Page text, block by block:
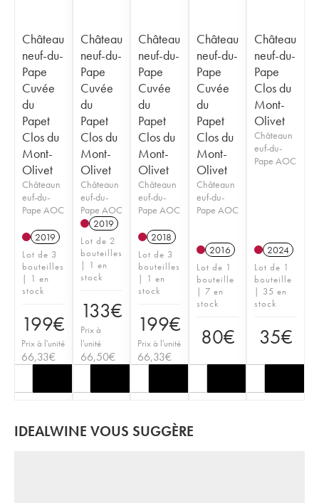
Château
neuf-du-
Pape
Cuvée
du
Papet
Clos du
Mont-
Olivet
Châteaun
euf-du-
Pape AOC
2019
Lot de 3
bouteilles
| 1 en
stock
199€
Prix à l'unité
66,33€
Château
neuf-du-
Pape
Cuvée
du
Papet
Clos du
Mont-
Olivet
Châteaun
euf-du-
Pape AOC
2019
Lot de 2
bouteilles
| 1 en
stock
133€
Prix à
l'unité
66,50€
Château
neuf-du-
Pape
Cuvée
du
Papet
Clos du
Mont-
Olivet
Châteaun
euf-du-
Pape AOC
2018
Lot de 3
bouteilles
| 1 en
stock
199€
Prix à l'unité
66,33€
Château
neuf-du-
Pape
Cuvée
du
Papet
Clos du
Mont-
Olivet
Châteaun
euf-du-
Pape AOC
2016
Lot de 1
bouteille
| 7 en
stock
80€
Château
neuf-du-
Pape
Clos du
Mont-
Olivet
Châteaun
euf-du-
Pape AOC
2024
Lot de 1
bouteille
| 35 en
stock
35€
IDEALWINE VOUS SUGGÈRE